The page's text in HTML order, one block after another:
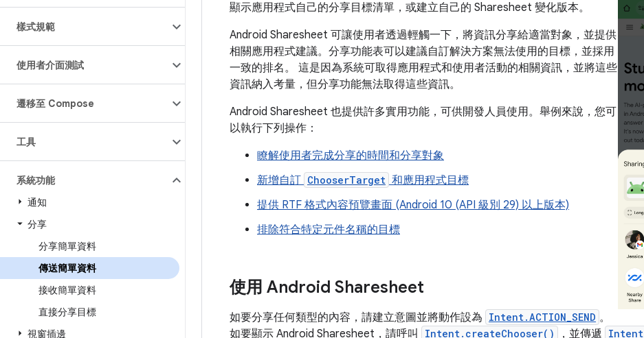
樣式規範
使用者介面測試
遷移至 Compose
工具
系統功能
通知
分享
分享簡單資料
傳送簡單資料
接收簡單資料
直接分享目標
視窗插邊
顯示應用程式自己的分享目標清單，或建立自己的 Sharesheet 變化版本。
Android Sharesheet 可讓使用者透過輕觸一下，將資訊分享給適當對象，並提供
相關應用程式建議。分享功能表可以建議自訂解決方案無法使用的目標，並採用
一致的排名。 這是因為系統可取得應用程式和使用者活動的相關資訊，並將這些
資訊納入考量，但分享功能無法取得這些資訊。
Android Sharesheet 也提供許多實用功能，可供開發人員使用。舉例來說，您可
以執行下列操作：
瞭解使用者完成分享的時間和分享對象
新增自訂 ChooserTarget 和應用程式目標
提供 RTF 格式內容預覽畫面 (Android 10 (API 級別 29) 以上版本)
排除符合特定元件名稱的目標
使用 Android Sharesheet
如要分享任何類型的內容，請建立意圖並將動作設為 Intent.ACTION_SEND 。
如要顯示 Android Sharesheet，請呼叫
Intent.createChooser() ，並傳遞 Intent